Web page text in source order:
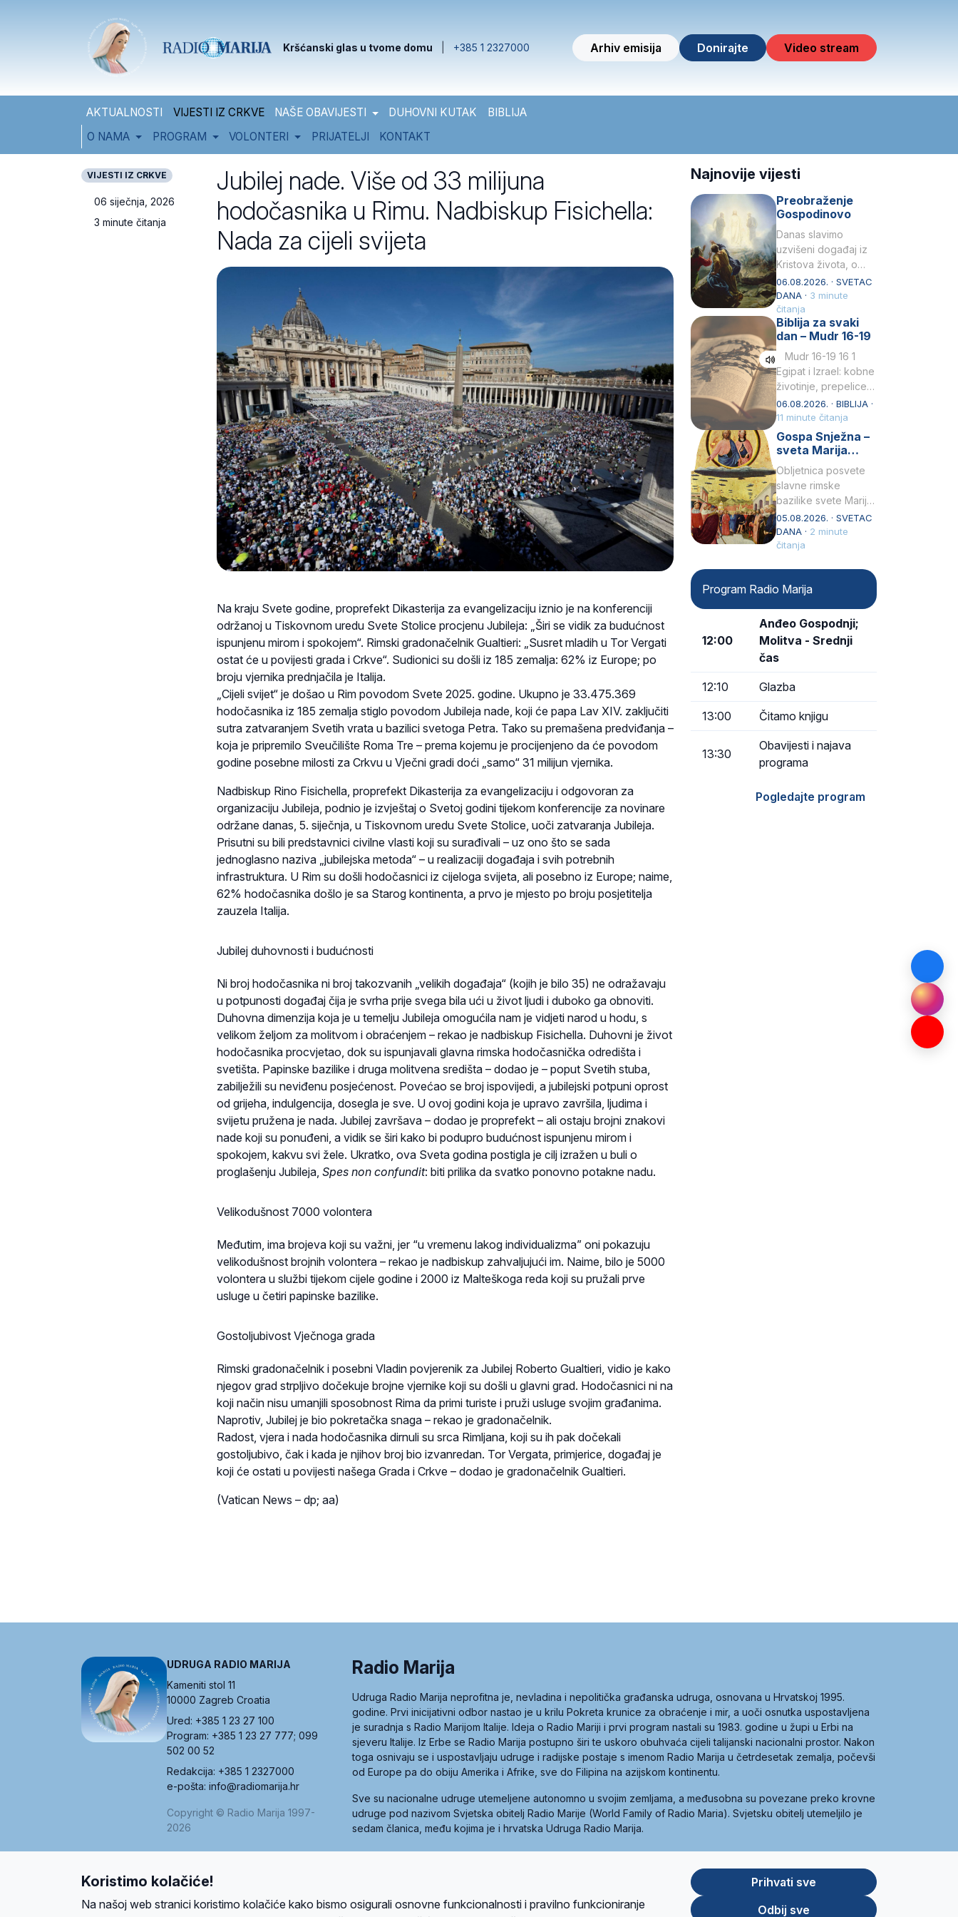
Kršćanski glas u tvome domu +385 1 2327000 Arhiv emisija Donirajte Video stream
AKTUALNOSTI VIJESTI IZ CRKVE NAŠE OBAVIJESTI DUHOVNI KUTAK
BIBLIJA
O NAMA
PROGRAM VOLONTERI PRIJATELJI KONTAKT
VIJESTI IZ CRKVE
06 siječnja, 2026
3 minute čitanja
Jubilej nade. Više od 33 milijuna
hodočasnika u Rimu. Nadbiskup Fisichella:
Nada za cijeli svijeta
Na kraju Svete godine, proprefekt Dikasterija za evangelizaciju iznio je na konferenciji
održanoj u Tiskovnom uredu Svete Stolice procjenu Jubileja: „Širi se vidik za budućnost
ispunjenu mirom i spokojem“. Rimski gradonačelnik Gualtieri: „Susret mladih u Tor Vergati
ostat će u povijesti grada i Crkve“. Sudionici su došli iz 185 zemalja: 62% iz Europe; po
broju vjernika prednjačila je Italija.
„Cijeli svijet“ je došao u Rim povodom Svete 2025. godine. Ukupno je 33.475.369
hodočasnika iz 185 zemalja stiglo povodom Jubileja nade, koji će papa Lav XIV. zaključiti
sutra zatvaranjem Svetih vrata u bazilici svetoga Petra. Tako su premašena predviđanja –
koja je pripremilo Sveučilište Roma Tre – prema kojemu je procijenjeno da će povodom
godine posebne milosti za Crkvu u Vječni gradi doći „samo“ 31 milijun vjernika.
Nadbiskup Rino Fisichella, proprefekt Dikasterija za evangelizaciju i odgovoran za
organizaciju Jubileja, podnio je izvještaj o Svetoj godini tijekom konferencije za novinare
održane danas, 5. siječnja, u Tiskovnom uredu Svete Stolice, uoči zatvaranja Jubileja.
Prisutni su bili predstavnici civilne vlasti koji su surađivali – uz ono što se sada
jednoglasno naziva „jubilejska metoda“ – u realizaciji događaja i svih potrebnih
infrastruktura. U Rim su došli hodočasnici iz cijeloga svijeta, ali posebno iz Europe; naime,
62% hodočasnika došlo je sa Starog kontinenta, a prvo je mjesto po broju posjetitelja
zauzela Italija.
Jubilej duhovnosti i budućnosti
Ni broj hodočasnika ni broj takozvanih „velikih događaja“ (kojih je bilo 35) ne odražavaju
u potpunosti događaj čija je svrha prije svega bila ući u život ljudi i duboko ga obnoviti.
Duhovna dimenzija koja je u temelju Jubileja omogućila nam je vidjeti narod u hodu, s
velikom željom za molitvom i obraćenjem – rekao je nadbiskup Fisichella. Duhovni je život
hodočasnika procvjetao, dok su ispunjavali glavna rimska hodočasnička odredišta i
svetišta. Papinske bazilike i druga molitvena središta – dodao je – poput Svetih stuba,
zabilježili su neviđenu posjećenost. Povećao se broj ispovijedi, a jubilejski potpuni oprost
od grijeha, indulgencija, dosegla je sve. U ovoj godini koja je upravo završila, ljudima i
svijetu pružena je nada. Jubilej završava – dodao je proprefekt – ali ostaju brojni znakovi
nade koji su ponuđeni, a vidik se širi kako bi podupro budućnost ispunjenu mirom i
spokojem, kakvu svi žele. Ukratko, ova Sveta godina postigla je cilj izražen u buli o
proglašenju Jubileja, Spes non confundit: biti prilika da svatko ponovno potakne nadu.
Velikodušnost 7000 volontera
Međutim, ima brojeva koji su važni, jer “u vremenu lakog individualizma” oni pokazuju
velikodušnost brojnih volontera – rekao je nadbiskup zahvaljujući im. Naime, bilo je 5000
volontera u službi tijekom cijele godine i 2000 iz Malteškoga reda koji su pružali prve
usluge u četiri papinske bazilike.
Gostoljubivost Vječnoga grada
Rimski gradonačelnik i posebni Vladin povjerenik za Jubilej Roberto Gualtieri, vidio je kako
njegov grad strpljivo dočekuje brojne vjernike koji su došli u glavni grad. Hodočasnici ni na
koji način nisu umanjili sposobnost Rima da primi turiste i pruži usluge svojim građanima.
Naprotiv, Jubilej je bio pokretačka snaga – rekao je gradonačelnik.
Radost, vjera i nada hodočasnika dirnuli su srca Rimljana, koji su ih pak dočekali
gostoljubivo, čak i kada je njihov broj bio izvanredan. Tor Vergata, primjerice, događaj je
koji će ostati u povijesti našega Grada i Crkve – dodao je gradonačelnik Gualtieri.
(Vatican News – dp; aa)
Najnovije vijesti
Preobraženje
Gospodinovo
Danas slavimo
uzvišeni događaj iz
Kristova života, o
kojem nas izvješćuju
evanđelisti Matej,
Marko i Luka te sveti
Petar u svojoj
drugoj…
06.08.2026. · SVETAC
DANA · 3 minute
čitanja
Biblija za svaki
dan – Mudr 16-19
Mudr 16-19 16 1
Egipat i Izrael: kobne
životinje, prepelice
Zato bijahu
primjereno kažnjeni
sličnim životinjamai
mučeni mnoštvom
06.08.2026. · BIBLIJA ·
11 minute čitanja
Gospa Snježna –
sveta Marija
Velika, zaštitnica
rimske bazilike
Obljetnica posvete
slavne rimske
bazilike svete Marije
Velike (Santa Maria
Maggiore) u narodu
se slavi kao Gospa
05.08.2026. · SVETAC
DANA · 2 minute
čitanja
Program Radio Marija
12:00
Anđeo Gospodnji;
Molitva - Srednji
čas
12:10 Glazba
13:00 Čitamo knjigu
13:30
Obavijesti i najava
programa
Pogledajte program
UDRUGA RADIO MARIJA
Kameniti stol 11
10000 Zagreb Croatia
Ured: +385 1 23 27 100
Program: +385 1 23 27 777; 099
502 00 52
Redakcija: +385 1 2327000
e-pošta: info@radiomarija.hr
Copyright © Radio Marija 1997-
2026
Radio Marija
Udruga Radio Marija neprofitna je, nevladina i nepolitička građanska udruga, osnovana u Hrvatskoj 1995.
godine. Prvi inicijativni odbor nastao je u krilu Pokreta krunice za obraćenje i mir, a uoči osnutka uspostavljena
je suradnja s Radio Marijom Italije. Ideja o Radio Mariji i prvi program nastali su 1983. godine u župi u Erbi na
sjeveru Italije. Iz Erbe se Radio Marija postupno širi te uskoro obuhvaća cijeli talijanski nacionalni prostor. Nakon
toga osnivaju se i uspostavljaju udruge i radijske postaje s imenom Radio Marija u četrdesetak zemalja, počevši
od Europe pa do obiju Amerika i Afrike, sve do Filipina na azijskom kontinentu.
Sve su nacionalne udruge utemeljene autonomno u svojim zemljama, a međusobna su povezane preko krovne
udruge pod nazivom Svjetska obitelj Radio Marije (World Family of Radio Maria). Svjetsku obitelj utemeljilo je
sedam članica, među kojima je i hrvatska Udruga Radio Marija.
Ova stranica je zaštićena Google reCAPTCHA sustavom Store
Koristimo kolačiće!
Na našoj web stranici koristimo kolačiće kako bismo osigurali osnovne funkcionalnosti i pravilno funkcioniranje
Prihvati sve
Odbij sve